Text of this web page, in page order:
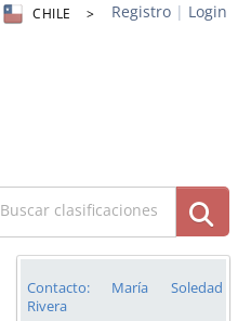
CHILE > Registro| Login
Buscar clasificaciones
Contacto: María Soledad
Rivera